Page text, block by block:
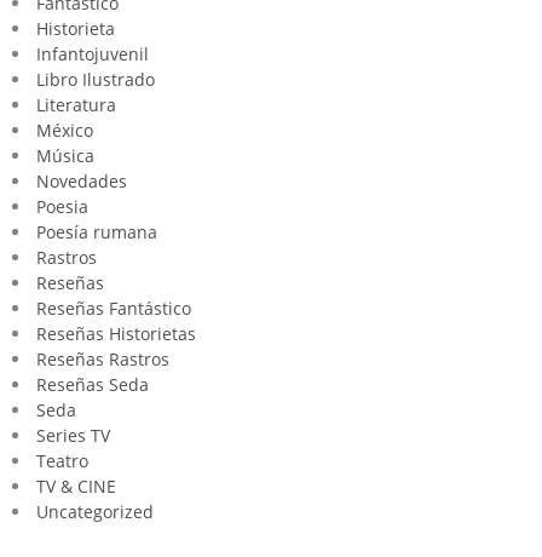
Historieta
Infantojuvenil
Libro Ilustrado
Literatura
México
Música
Novedades
Poesia
Poesía rumana
Rastros
Reseñas
Reseñas Fantástico
Reseñas Historietas
Reseñas Rastros
Reseñas Seda
Seda
Series TV
Teatro
TV & CINE
Uncategorized